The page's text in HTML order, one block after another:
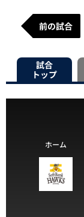
前の試合
試合
トップ
ホーム